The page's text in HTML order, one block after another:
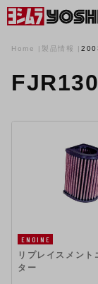
Home 製品情報
ENGINE
リプレイスメント
ター